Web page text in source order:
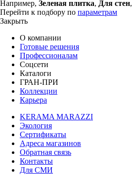
Например, Зеленая плитка, Для стен,
Перейти к подбору по параметрам
Закрыть
О компании
Готовые решения
Профессионалам
Соцсети
Каталоги
ГРАН-ПРИ
Коллекции
Карьера
KERAMA MARAZZI
Экология
Сертификаты
Адреса магазинов
Обратная связь
Контакты
Для СМИ